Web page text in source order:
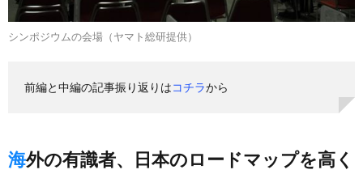
シンポジウムの会場（ヤマト総研提供）
前編と中編の記事振り返りはコチラから
海外の有識者、日本のロードマップを高く